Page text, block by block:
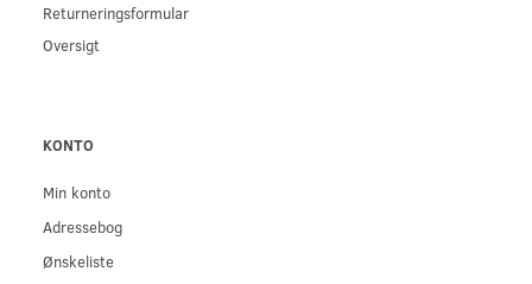
Returneringsformular
Oversigt
KONTO
Min konto
Adressebog
Ønskeliste